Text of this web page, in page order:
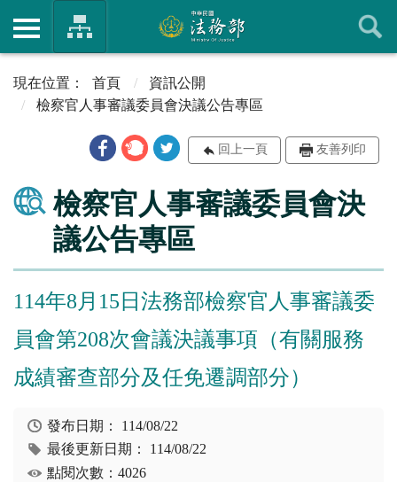
首頁
資訊公開
檢察官人事審議委員會決議公告專區
回上一頁 友善列印
檢察官人事審議委員會決
議公告專區
114年8月15日法務部檢察官人事審議委
員會第208次會議決議事項（有關服務
成績審查部分及任免遷調部分）
發布日期： 114/08/22
最後更新日期： 114/08/22
點閱次數：4026